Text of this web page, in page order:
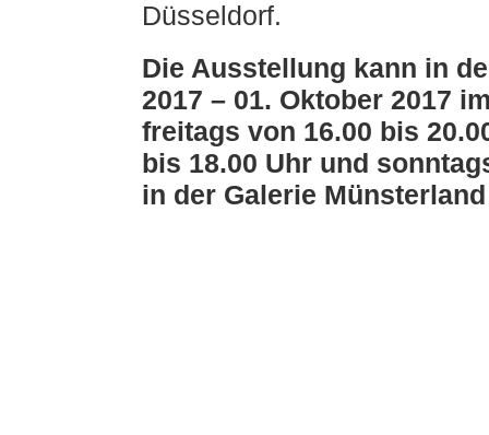
Düsseldorf.
Die Ausstellung kann in
2017 – 01. Oktober 2017
freitags von 16.00 bis
bis 18.00 Uhr und
in der Galerie